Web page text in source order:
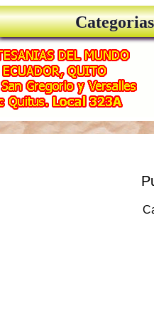
Categorias